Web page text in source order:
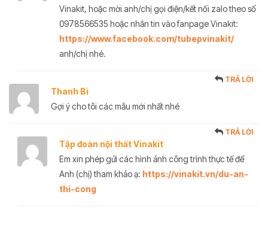
Vinakit, hoặc mời anh/chị gọi điện/kết nối zalo theo số
0978566535 hoặc nhắn tin vào fanpage Vinakit:
https://www.facebook.com/tubepvinakit/
anh/chị nhé.
Thanh Bi
TRẢ LỜI
Gợi ý cho tôi các mẫu mới nhất nhé
Tập đoàn nội thất Vinakit
TRẢ LỜI
Em xin phép gửi các hình ảnh công trình thực tế để
Anh (chị) tham khảo ạ: https://vinakit.vn/du-an-
thi-cong